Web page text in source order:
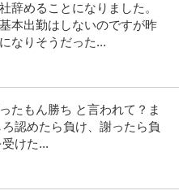
IT・インターネット＞ソフトウエ
内禁煙
動産管理 ※会員属性などに応じ、当
提供：ビズリーチ
辞めることになりました。
本出勤はしないのですが昨
なりそうだった...
たもん勝ち と言われて？ま
認めたら負け、謝ったら負
けた...